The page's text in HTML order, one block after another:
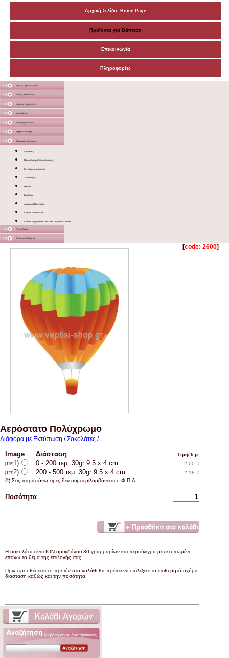
Αρχική Σελίδα Home Page
Προϊόντα για Βάπτιση
Επικοινωνία
Πληροφορίες
Μάσκες Προστατευτικές
Ξύλινες Κατασκευές
Χάρτινες Κατασκευές
Υφασμάτινα
Διακοσμητικά Σταντ
Καμβάς σε τελάρο
Διάφορα με Εκτύπωση
Κονκάρδες
Μπουκαλάκι για Σαπουνόφουσκες
Βεντάλιες με εκτύπωση
Ξυλομπογιές
Μολύβια
Σοκολάτες
Αρωματικά Μαντηλάκια
Κούπες με εκτύπωση
Κούπες με χρώμα στο εσωτερικό τους και Εκτύπωση
Γλειφιτζούρια
Στολισμός Εκκλησίας
[code: 2600]
Αερόστατο Πολύχρωμο
Διάφορα με Εκτύπωση / Σοκολάτες /
Image Διάσταση Τιμή/Τεμ.
[126] 1) 0 - 200 τεμ. 30gr 9.5 x 4 cm 2.00 €
[127]2) 200 - 500 τεμ. 30gr 9.5 x 4 cm
2.18 €
(*) Στις παραπάνω τιμές δεν συμπεριλαμβάνεται ο Φ.Π.Α.
Ποσότητα
Η σοκολάτα είναι ΙΟΝ αμυγδάλου 30 γραμμαρίων και περιτύλιγμα με εκτυπωμένο
επάνω το θέμα της επιλογής σας.
Πριν προσθέσεται το προϊόν στο καλάθι θα πρέπει να επιλέξετε το επιθυμητό σχήμα-
διασταση καθώς και την ποσότητα.